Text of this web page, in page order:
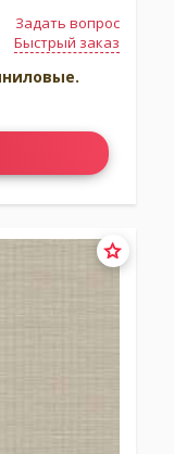
Задать вопрос
Быстрый заказ